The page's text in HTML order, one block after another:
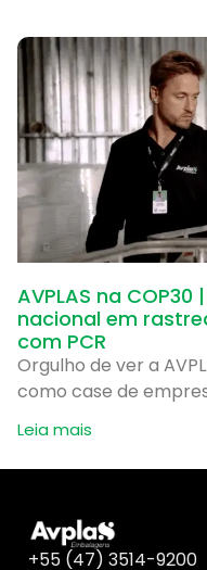
AVPLAS na
nacional em
com PCR
Orgulho de ver a
como case de
de produção de
conteúdo
Leia mais
+55 (47) 3514-9200